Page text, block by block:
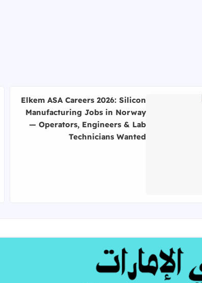
Elkem ASA Careers 2026: Silicon
Manufacturing Jobs in Norway
— Operators, Engineers & Lab
Technicians Wanted